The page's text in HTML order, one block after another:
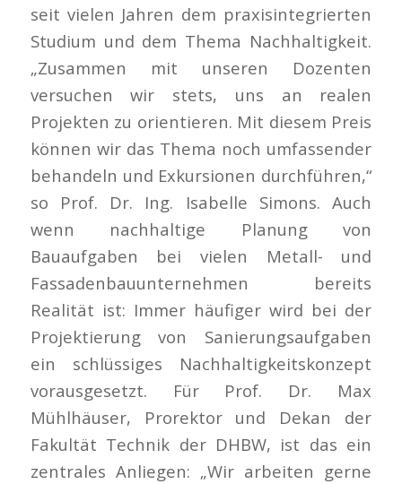
seit vielen Jahren dem praxisintegrierten
Studium und dem Thema Nachhaltigkeit.
„Zusammen mit unseren Dozenten
versuchen wir stets, uns an realen
Projekten zu orientieren. Mit diesem Preis
können wir das Thema noch umfassender
behandeln und Exkursionen durchführen,“
so Prof. Dr. Ing. Isabelle Simons. Auch
wenn nachhaltige Planung von
Bauaufgaben bei vielen Metall- und
Fassadenbauunternehmen bereits
Realität ist: Immer häufiger wird bei der
Projektierung von Sanierungsaufgaben
ein schlüssiges Nachhaltigkeitskonzept
vorausgesetzt. Für Prof. Dr. Max
Mühlhäuser, Prorektor und Dekan der
Fakultät Technik der DHBW, ist das ein
zentrales Anliegen: „Wir arbeiten gerne